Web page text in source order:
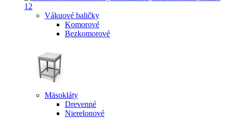
Vákuové baličky
Komorové
Bezkomorové
Mäsokláty
Drevenné
Nierelonové